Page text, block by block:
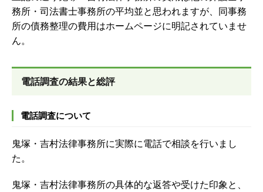
務所・司法書士事務所の平均並と思われますが、同事務
所の債務整理の費用はホームページに明記されていませ
ん。
電話調査の結果と総評
電話調査について
鬼塚・吉村法律事務所に実際に電話で相談を行いまし
た。
鬼塚・吉村法律事務所の具体的な返答や受けた印象と、